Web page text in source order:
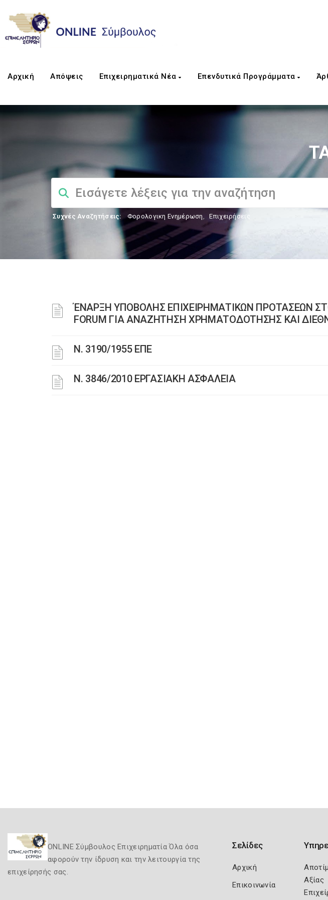
Αρχική Απόψεις Επιχειρηματικά Νέα Επενδυτικά Προγράμματα
Συχνές Αναζητήσεις: Φορολογικη Ενημέρωση, Επιχειρήσεις
ΈΝΑΡΞΗ ΥΠΟΒΟΛΗΣ ΕΠΙΧΕΙΡΗΜΑΤΙΚΩΝ ΠΡΟΤΑΣΕΩΝ ΣΤΟ
FORUM ΓΙΑ ΑΝΑΖΗΤΗΣΗ ΧΡΗΜΑΤΟΔΟΤΗΣΗΣ ΚΑΙ
Ν. 3190/1955 ΕΠΕ
Ν. 3846/2010 ΕΡΓΑΣΙΑΚΗ ΑΣΦΑΛΕΙΑ
ONLINE Σύμβουλος Επιχειρηματία Όλα όσα
αφορούν την ίδρυση και την λειτουργία της
επιχείρησής σας.
Σελίδες
Αρχική
Επικοινωνία
Αξίας